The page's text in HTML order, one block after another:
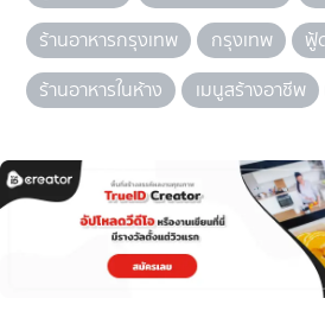
ร้านอาหารกรุงเทพ
กรุงเทพ ฟู้
ร้านอาหารในห้าง
เมนูสร้างอาชีพ